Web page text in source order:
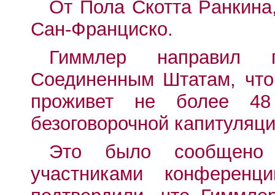
От Пола Скотта
Сан-Франциско.
Гиммлер направил
Соединенным Штатам,
проживет не более
безоговорочной
Это было сообщено
участниками